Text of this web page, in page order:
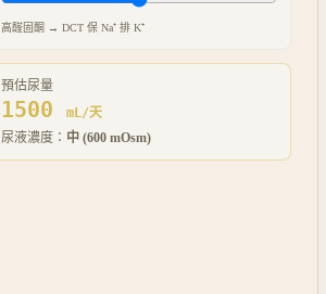
高醛固酮 → DCT 保 Na⁺ 排 K⁺
預估尿量
1500
mL/天
尿液濃度： 中 (600 mOsm)